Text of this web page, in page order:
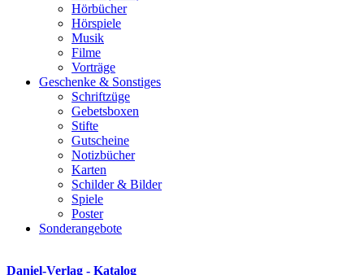
Hörbücher
Hörspiele
Musik
Filme
Vorträge
Geschenke & Sonstiges
Schriftzüge
Gebetsboxen
Stifte
Gutscheine
Notizbücher
Karten
Schilder & Bilder
Spiele
Poster
Sonderangebote
Daniel-Verlag - Katalog